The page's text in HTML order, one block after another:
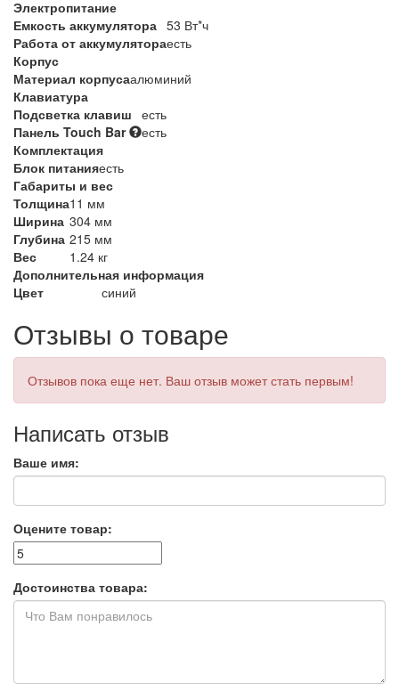
Электропитание
Емкость аккумулятора 53 Вт*ч
Работа от аккумулятораесть
Корпус
Материал корпусаалюминий
Клавиатура
Подсветка клавиш есть
Панель Touch Bar
есть
Комплектация
Блок питанияесть
Габариты и вес
Толщина11 мм
Ширина 304 мм
Глубина 215 мм
Вес
1.24 кг
Дополнительная информация
Цвет
синий
Отзывы о товаре
Отзывов пока еще нет. Ваш отзыв может стать первым!
Написать отзыв
Ваше имя:
Оцените товар:
Достоинства товара: